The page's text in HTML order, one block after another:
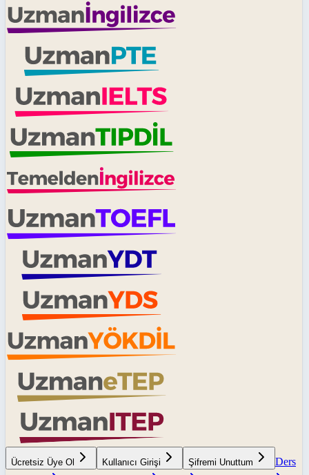
Ücretsiz Üye Ol Kullanıcı Girişi Şifremi Unuttum
Ders